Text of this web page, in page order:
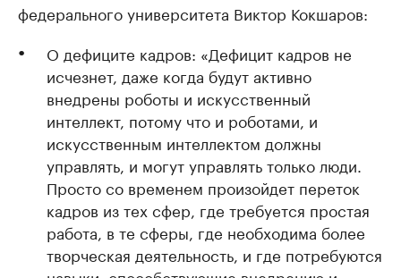
федерального университета Виктор Кокшаров:
О дефиците кадров: «Дефицит кадров не
исчезнет, даже когда будут активно
внедрены роботы и искусственный
интеллект, потому что и роботами, и
искусственным интеллектом должны
управлять, и могут управлять только люди.
Просто со временем произойдет переток
кадров из тех сфер, где требуется простая
работа, в те сферы, где необходима более
творческая деятельность, и где потребуются